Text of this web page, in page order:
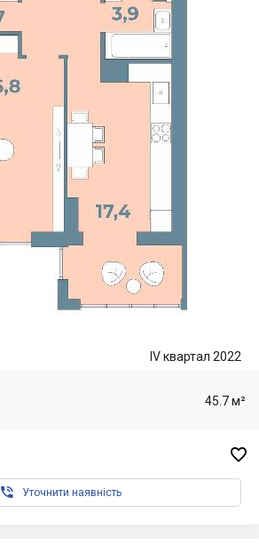
IV квартал 2022
45.7 м²

 Уточнити наявність